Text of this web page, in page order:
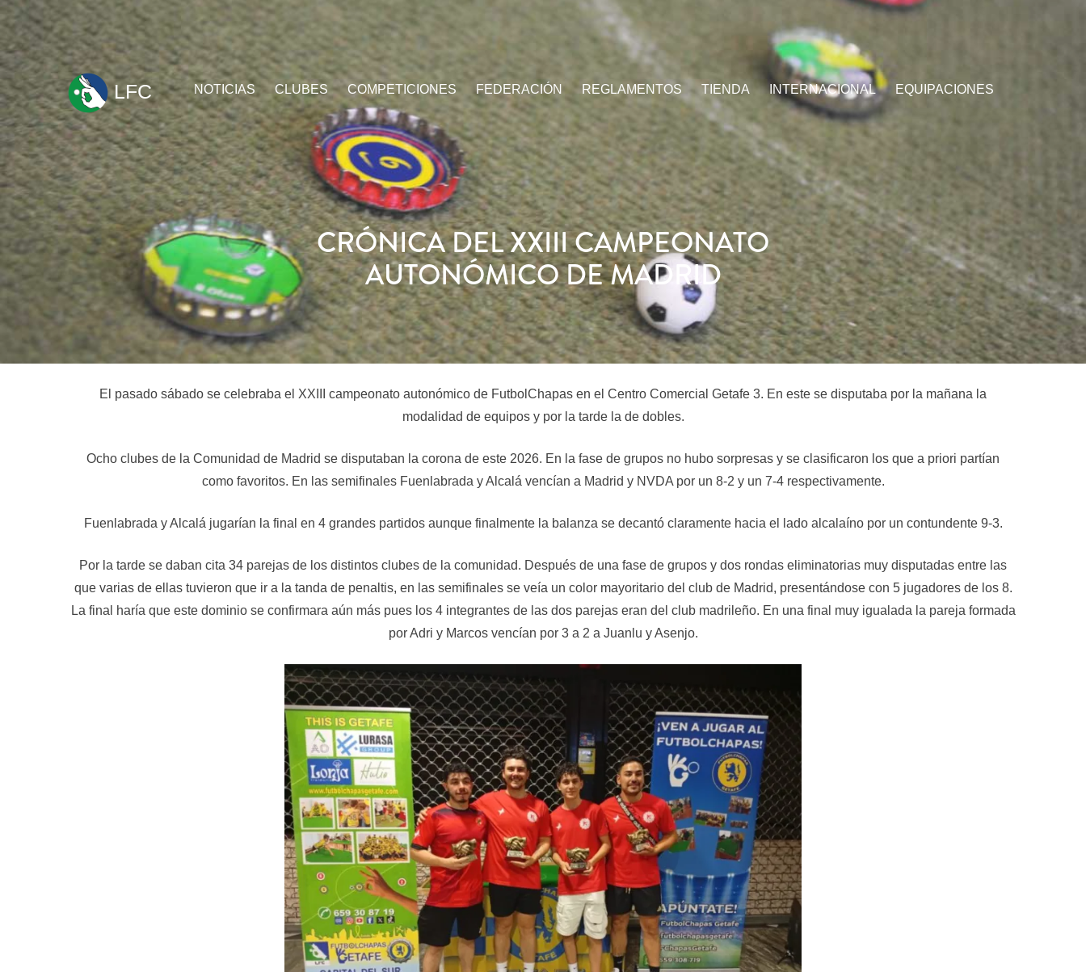
ir
al
contenido
LFC NOTICIAS CLUBES COMPETICIONES FEDERACIÓN REGLAMENTOS TIENDA INTERNACIONAL EQUIPACIONES
CRÓNICA DEL XXIII CAMPEONATO
AUTONÓMICO DE MADRID
El pasado sábado se celebraba el XXIII campeonato autonómico de FutbolChapas en el Centro Comercial Getafe 3. En este se disputaba por la mañana la
modalidad de equipos y por la tarde la de dobles.
Ocho clubes de la Comunidad de Madrid se disputaban la corona de este 2026. En la fase de grupos no hubo sorpresas y se clasificaron los que a priori partían
como favoritos. En las semifinales Fuenlabrada y Alcalá vencían a Madrid y NVDA por un 8-2 y un 7-4 respectivamente.
Fuenlabrada y Alcalá jugarían la final en 4 grandes partidos aunque finalmente la balanza se decantó claramente hacia el lado alcalaíno por un contundente 9-3.
Por la tarde se daban cita 34 parejas de los distintos clubes de la comunidad. Después de una fase de grupos y dos rondas eliminatorias muy disputadas entre las
que varias de ellas tuvieron que ir a la tanda de penaltis, en las semifinales se veía un color mayoritario del club de Madrid, presentándose con 5 jugadores de los 8.
La final haría que este dominio se confirmara aún más pues los 4 integrantes de las dos parejas eran del club madrileño. En una final muy igualada la pareja formada
por Adri y Marcos vencían por 3 a 2 a Juanlu y Asenjo.